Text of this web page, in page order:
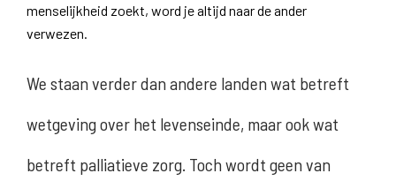
menselijkheid zoekt, word je altijd naar de ander
verwezen.
We staan verder dan andere landen wat betreft
wetgeving over het levenseinde, maar ook wat
betreft palliatieve zorg. Toch wordt geen van